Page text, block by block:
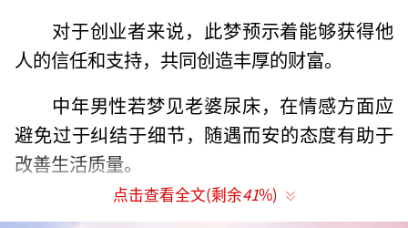
对于创业者来说，此梦预示着能够获得他
人的信任和支持，共同创造丰厚的财富。
中年男性若梦见老婆尿床，在情感方面应
避免过于纠结于细节，随遇而安的态度有助于
改善生活质量。
心思细腻的人遇到这种情况，则表示其生
点击查看全文(剩余41%)